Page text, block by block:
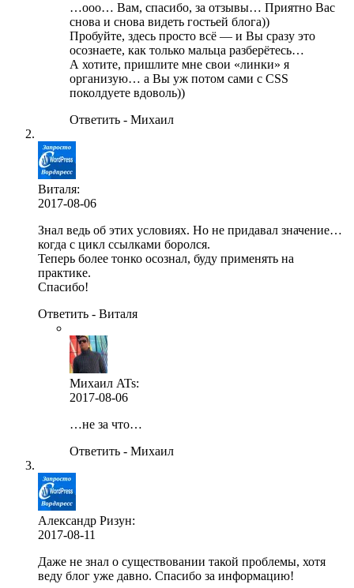
…ооо… Вам, спасибо, за отзывы… Приятно Вас
снова и снова видеть гостьей блога))
Пробуйте, здесь просто всё — и Вы сразу это
осознаете, как только мальца разберётесь…
А хотите, пришлите мне свои «линки» я
организую… а Вы уж потом сами с CSS
поколдуете вдоволь))
Ответить - Михаил
Виталя:
2017-08-06
Знал ведь об этих условиях. Но не придавал значение…
когда с цикл ссылками боролся.
Теперь более тонко осознал, буду применять на
практике.
Спасибо!
Ответить - Виталя
Михаил ATs:
2017-08-06
…не за что…
Ответить - Михаил
Александр Ризун:
2017-08-11
Даже не знал о существовании такой проблемы, хотя
веду блог уже давно. Спасибо за информацию!